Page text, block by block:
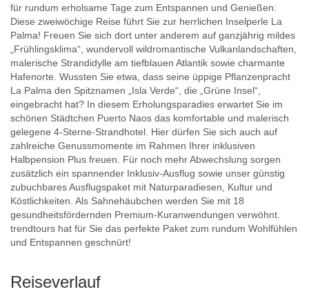
für rundum erholsame Tage zum Entspannen und Genießen:
Diese zweiwöchige Reise führt Sie zur herrlichen Inselperle La
Palma! Freuen Sie sich dort unter anderem auf ganzjährig mildes
„Frühlingsklima“, wundervoll wildromantische Vulkanlandschaften,
malerische Strandidylle am tiefblauen Atlantik sowie charmante
Hafenorte. Wussten Sie etwa, dass seine üppige Pflanzenpracht
La Palma den Spitznamen „Isla Verde“, die „Grüne Insel“,
eingebracht hat? In diesem Erholungsparadies erwartet Sie im
schönen Städtchen Puerto Naos das komfortable und malerisch
gelegene 4-Sterne-Strandhotel. Hier dürfen Sie sich auch auf
zahlreiche Genussmomente im Rahmen Ihrer inklusiven
Halbpension Plus freuen. Für noch mehr Abwechslung sorgen
zusätzlich ein spannender Inklusiv-Ausflug sowie unser günstig
zubuchbares Ausflugspaket mit Naturparadiesen, Kultur und
Köstlichkeiten. Als Sahnehäubchen werden Sie mit 18
gesundheitsfördernden Premium-Kuranwendungen verwöhnt.
trendtours hat für Sie das perfekte Paket zum rundum Wohlfühlen
und Entspannen geschnürt!
Reiseverlauf